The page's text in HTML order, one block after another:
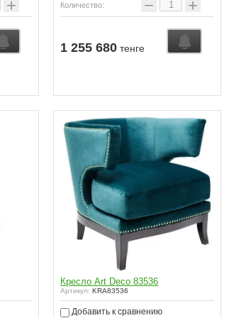
+ Количество: − +
1 255 680 тенге
Кресло Art Deco 83536
Артикул: KRA83536
Добавить к сравнению